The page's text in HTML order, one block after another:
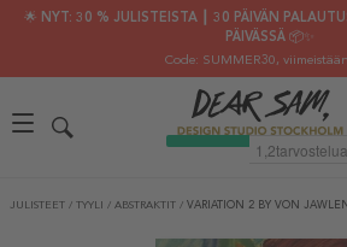
🌟 NYT: 30 % JULISTEISTA ┃ 30 PÄIVÄN
PÄIVÄSSÄ 📦✨
Code: SUMMER30,
JULISTEET / TYYLI / ABSTRAKTIT / VARIATION 2 BY VON